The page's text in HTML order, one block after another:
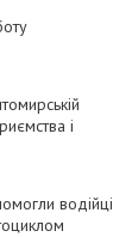
і
водійці